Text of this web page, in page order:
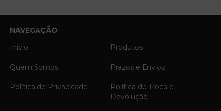
NAVEGAÇÃO
Início
Produtos
Quem Somos Prazos e Envios
Política de Privacidade
Política de Troca e
Devolução